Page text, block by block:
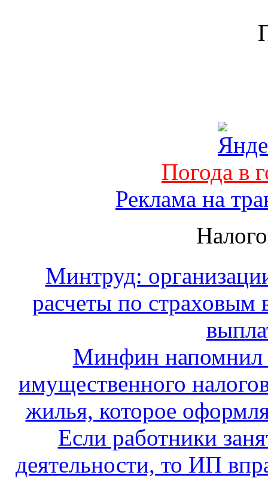
Погода в
Реклама на
Минтруд:
расчеты по страховым
Минфин напомнил
имущественного
жилья, которое
Если работники
деятельности, то ИП